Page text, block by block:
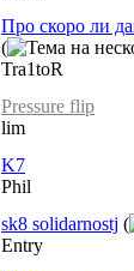
Про скоро ли
(
Tra1toR
Pressure flip
lim
K7
Phil
sk8 solidarnostj (
Entry